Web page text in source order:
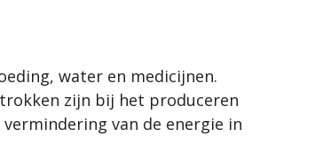
water en medicijnen.
zijn bij het produceren
van de energie in